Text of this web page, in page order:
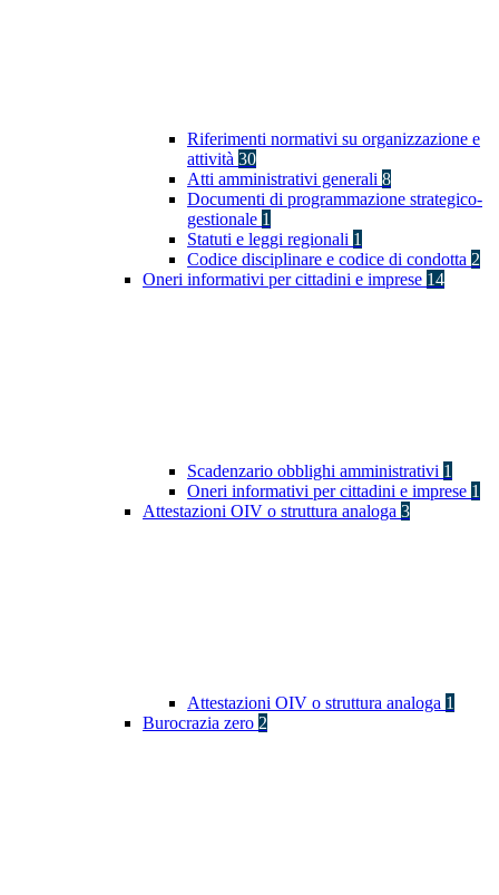
Riferimenti normativi su organizzazione e
attività 30
Atti amministrativi generali 8
Documenti di programmazione strategico-
gestionale 1
Statuti e leggi regionali 1
Codice disciplinare e codice di condotta 2
Oneri informativi per cittadini e imprese 14
Scadenzario obblighi amministrativi 1
Oneri informativi per cittadini e imprese 1
Attestazioni OIV o struttura analoga 3
Attestazioni OIV o struttura analoga 1
Burocrazia zero 2